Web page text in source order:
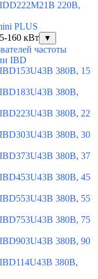
220В,
PLUS
160 кВт
▼
частоты
IBD
380В, 15
380В,
380В, 22
380В, 30
380В, 37
380В, 45
380В, 55
380В, 75
380В, 90
380В,